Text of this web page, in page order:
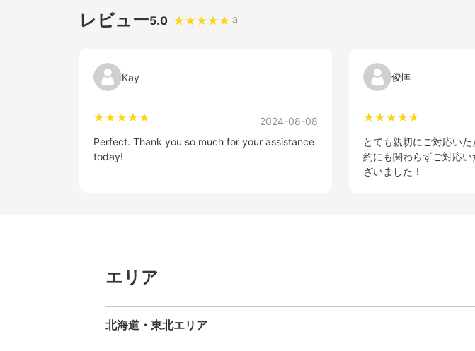
レビュー5.0 3
Kay
2024-08-08
Perfect. Thank you so much for your assistance
today!
俊匡
とても親切にご対応い
約にも関わらずご対応
ざいました！
エリア
北海道・東北エリア